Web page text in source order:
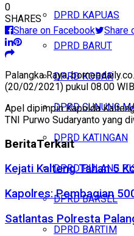
DPRD KAPUAS
DPRD BARUT
DPRD KOBAR
DPRD GUNUNG
DPRD KATINGAN
DPRD PULANG
DPRD BARSEL
DPRD BARTIM
0
SHARES
Share on Facebook
Share
Palangka Raya,
(20/02/2021) pukul 08.00
Apel dipimpin Kapolda
TNI Purwo Sudaryanto yang
BeritaTerkait
Kejati Kalteng Tahan 5
Kapolres: Pembagian
Satlantas Polresta